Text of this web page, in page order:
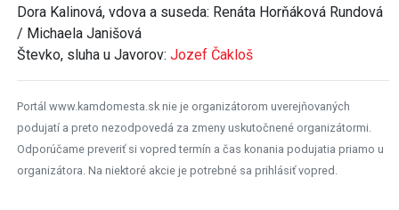
Dora Kalinová, vdova a suseda: Renáta Horňáková Rundová
/ Michaela Janišová
Števko, sluha u Javorov: Jozef Čakloš
Portál www.kamdomesta.sk nie je organizátorom uverejňovaných
podujatí a preto nezodpovedá za zmeny uskutočnené organizátormi.
Odporúčame preveriť si vopred termín a čas konania podujatia priamo u
organizátora. Na niektoré akcie je potrebné sa prihlásiť vopred.